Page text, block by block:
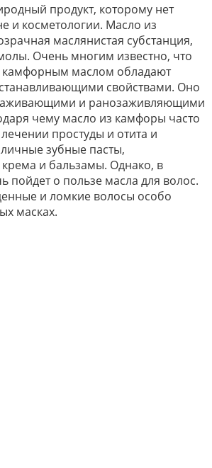
продукт, которому нет
и косметологии. Масло из
маслянистая субстанция,
Очень многим известно, что
камфорным маслом обладают
свойствами. Оно
и ранозаживляющими
чему масло из камфоры часто
простуды и отита и
зубные пасты,
и бальзамы. Однако, в
пойдет о пользе масла для волос.
и ломкие волосы особо
масках.